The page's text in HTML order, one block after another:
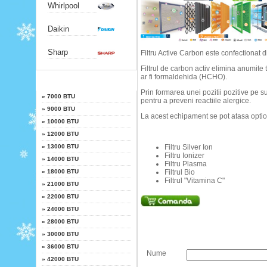
Whirlpool
Daikin
Sharp
» 7000 BTU
» 9000 BTU
» 10000 BTU
» 12000 BTU
» 13000 BTU
» 14000 BTU
» 18000 BTU
» 21000 BTU
» 22000 BTU
» 24000 BTU
» 28000 BTU
» 30000 BTU
» 36000 BTU
» 42000 BTU
Filtru Active Carbon este confectionat
Filtrul de carbon activ elimina
ar fi formaldehida (HCHO).
Prin formarea unei pozitii pozitive pe
pentru a preveni reactiile alergice.
La acest echipament se pot atasa
Filtru Silver Ion
Filtru Ionizer
Filtru Plasma
Filtrul Bio
Filtrul "Vitamina C"
Nume